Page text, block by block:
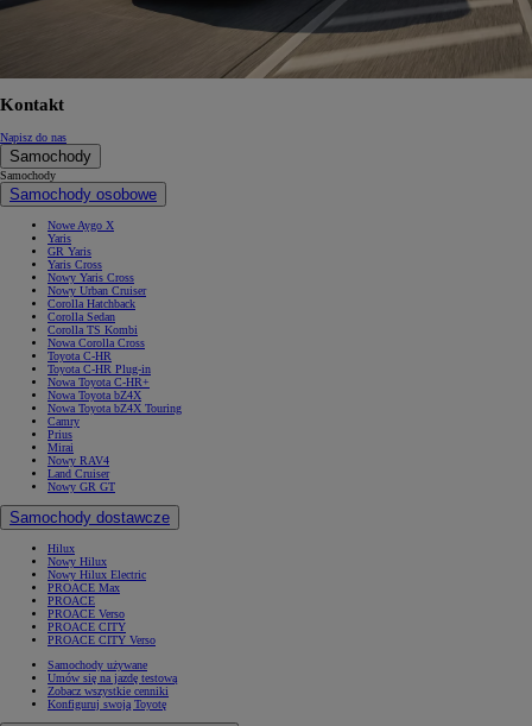
Kontakt
Napisz do nas
Samochody
Samochody
Samochody osobowe
Nowe Aygo X
Yaris
GR Yaris
Yaris Cross
Nowy Yaris Cross
Nowy Urban Cruiser
Corolla Hatchback
Corolla Sedan
Corolla TS Kombi
Nowa Corolla Cross
Toyota C-HR
Toyota C-HR Plug-in
Nowa Toyota C-HR+
Nowa Toyota bZ4X
Nowa Toyota bZ4X Touring
Camry
Prius
Mirai
Nowy RAV4
Land Cruiser
Nowy GR GT
Samochody dostawcze
Hilux
Nowy Hilux
Nowy Hilux Electric
PROACE Max
PROACE
PROACE Verso
PROACE CITY
PROACE CITY Verso
Samochody używane
Umów się na jazdę testową
Zobacz wszystkie cenniki
Konfiguruj swoją Toyotę